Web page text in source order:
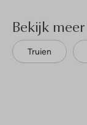
Bekijk meer
Truien